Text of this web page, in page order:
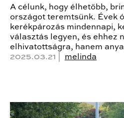
A célunk, hogy élhetőbb,
országot teremtsünk. Évek
kerékpározás mindennapi,
választás legyen, és ehhez
elhivatottságra, hanem
2025.03.21 | melinda